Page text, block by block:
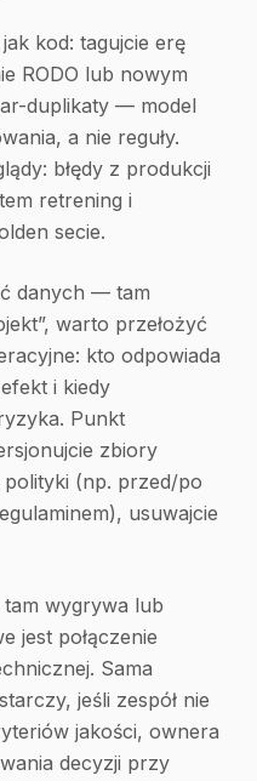
kod: tagujcie erę
RODO lub nowym
duplikaty — model
a nie reguły.
błędy z produkcji
retrening i
secie.
danych — tam
warto przełożyć
kto odpowiada
i kiedy
Punkt
zbiory
(np. przed/po
usuwajcie
wygrywa lub
jest połączenie
Sama
jeśli zespół nie
jakości, ownera
decyzji przy